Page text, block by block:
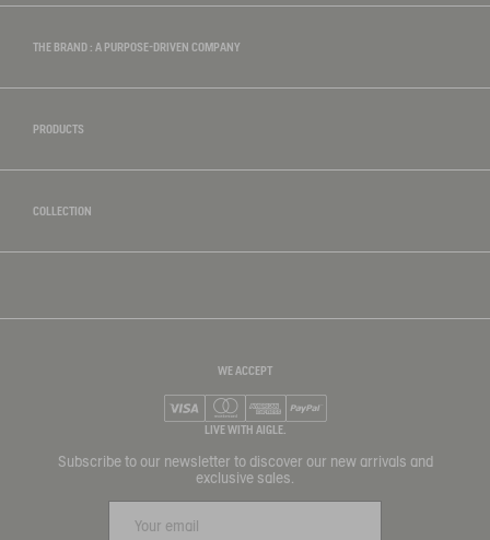
THE BRAND : A PURPOSE-DRIVEN COMPANY
PRODUCTS
COLLECTION
WE ACCEPT
Visa MastercardAmerican Express
LIVE WITH AIGLE.
Subscribe to our newsletter to discover our new arrivals and
exclusive sales.